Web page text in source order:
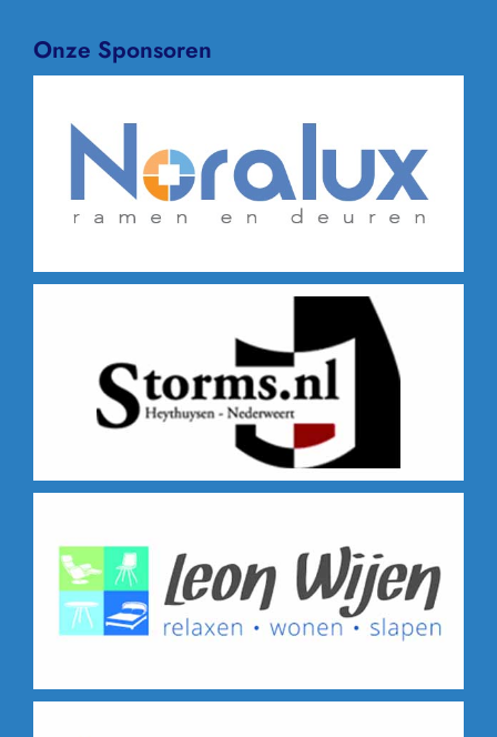
Onze Sponsoren